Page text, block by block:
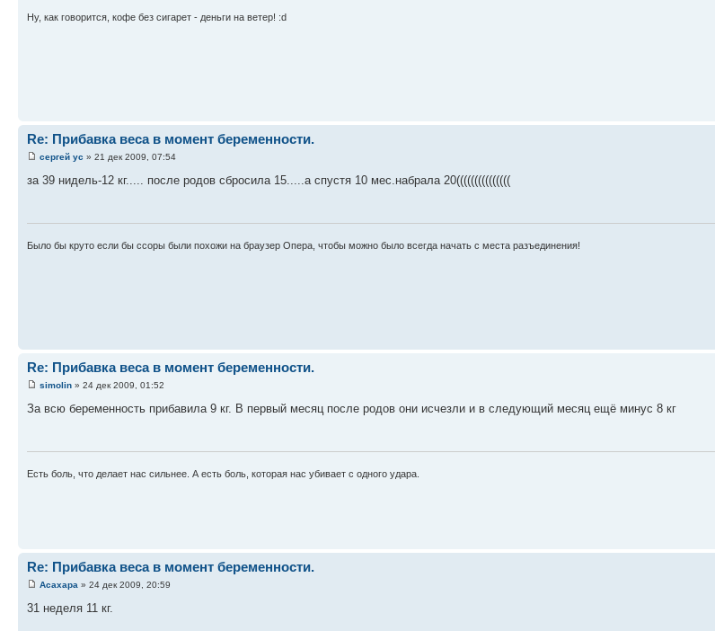
Ну, как говорится, кофе без сигарет - деньги на ветер! :d
Re: Прибавка веса в момент беременности.
сергей ус » 21 дек 2009, 07:54
за 39 нидель-12 кг..... после родов сбросила 15.....а спустя 10 мес.набрала 20(((((((((((((((
Было бы круто если бы ссоры были похожи на браузер Опера, чтобы можно было всегда начать с места разъединения!
Re: Прибавка веса в момент беременности.
simolin » 24 дек 2009, 01:52
За всю беременность прибавила 9 кг. В первый месяц после родов они исчезли и в следующий месяц ещё минус 8 кг
Есть боль, что делает нас сильнее. А есть боль, которая нас убивает с одного удара.
Re: Прибавка веса в момент беременности.
Асахара » 24 дек 2009, 20:59
31 неделя 11 кг.